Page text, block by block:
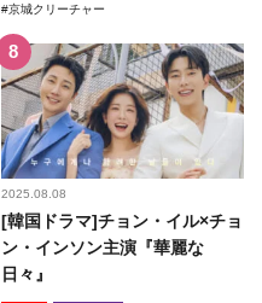
京城クリーチャー
2025.08.08
[韓国ドラマ]チョン・イル×チョ
ン・インソン主演『華麗な
日々』